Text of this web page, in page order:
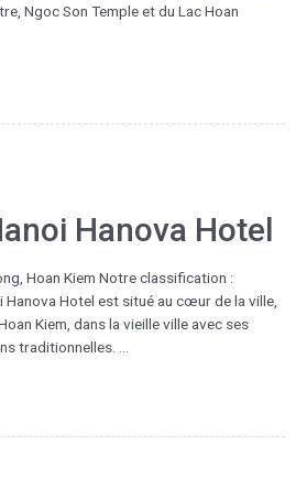
Ngoc Son Temple et du Lac Hoan
Hanova Hotel
Hoan Kiem Notre classification :
Hanova Hotel est situé au cœur de la ville,
Kiem, dans la vieille ville avec ses
traditionnelles. …